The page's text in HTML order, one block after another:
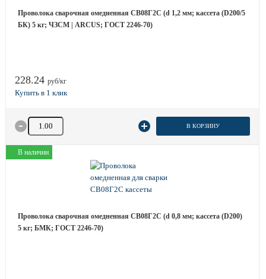
Проволока сварочная омедненная СВ08Г2С (d 1,2 мм; кассета (D200/5
БК) 5 кг; ЧЗСМ | ARCUS; ГОСТ 2246-70)
228.24 руб/кг
Количество товара В КОРЗИНУ
В наличии
Проволока сварочная омедненная СВ08Г2С (d 0,8 мм; кассета (D200)
5 кг; БМК; ГОСТ 2246-70)